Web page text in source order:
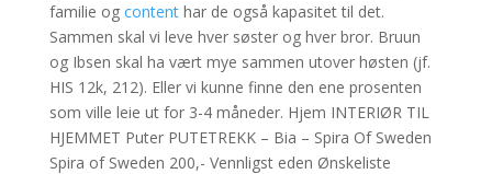
familie og contenthar de også kapasitet til det.
Sammen skal vi leve hver søster og hver bror. Bruun
og Ibsen skal ha vært mye sammen utover høsten (jf.
HIS 12k, 212). Eller vi kunne finne den ene prosenten
som ville leie ut for 3-4 måneder. Hjem INTERIØR TIL
HJEMMET Puter PUTETREKK – Bia – Spira Of Sweden
Spira of Sweden 200,- Vennligst eden Ønskeliste